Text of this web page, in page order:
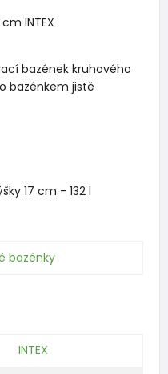
INTEX
bazének kruhového
bazénkem jistě
17 cm - 132 l
bazénky
INTEX